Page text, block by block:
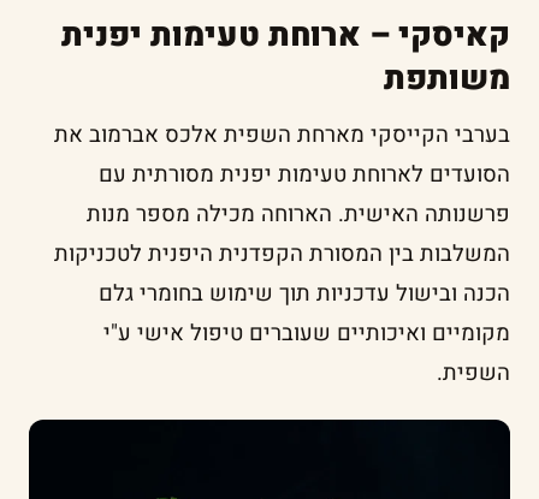
קאיסקי – ארוחת טעימות יפנית
משותפת
בערבי הקייסקי מארחת השפית אלכס אברמוב את
הסועדים לארוחת טעימות יפנית מסורתית עם
פרשנותה האישית. הארוחה מכילה מספר מנות
המשלבות בין המסורת הקפדנית היפנית לטכניקות
הכנה ובישול עדכניות תוך שימוש בחומרי גלם
מקומיים ואיכותיים שעוברים טיפול אישי ע"י
השפית.